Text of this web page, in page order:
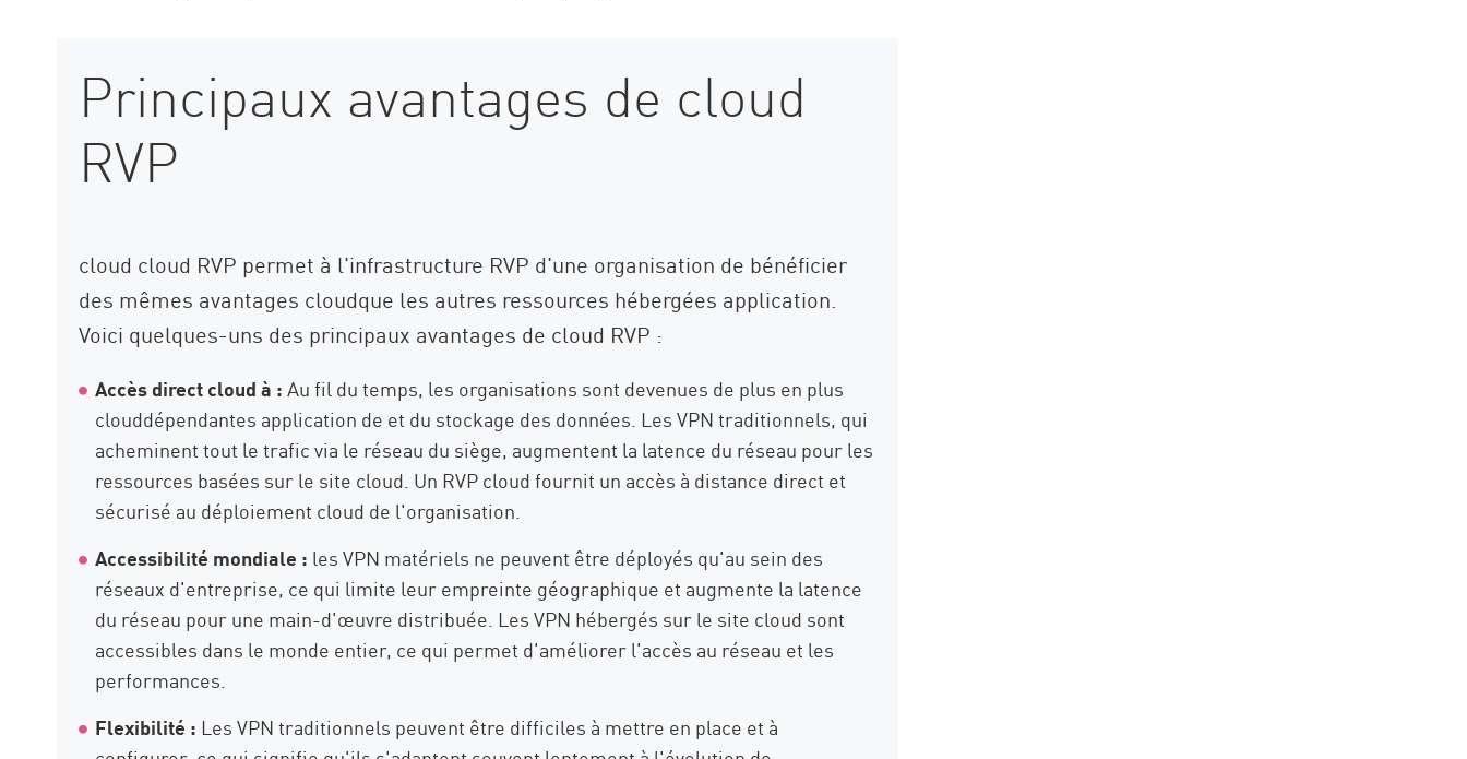
Principaux avantages de cloud
RVP
cloud cloud RVP permet à l'infrastructure RVP d'une organisation de bénéficier
des mêmes avantages cloudque les autres ressources hébergées application.
Voici quelques-uns des principaux avantages de cloud RVP :
Accès directcloudà :Au fil du temps, les organisations sont devenues de plus en plus
clouddépendantes application de et du stockage des données. Les VPN traditionnels, qui
acheminent tout le trafic via le réseau du siège, augmentent la latence du réseau pour les
ressources basées sur le site cloud. Un RVP cloud fournit un accès à distance direct et
sécurisé au déploiement cloud de l'organisation.
Accessibilité mondiale : les VPN matériels ne peuvent être déployés qu'au sein des
réseaux d'entreprise, ce qui limite leur empreinte géographique et augmente la latence
du réseau pour une main-d'œuvre distribuée. Les VPN hébergés sur le site cloud sont
accessibles dans le monde entier, ce qui permet d'améliorer l'accès au réseau et les
performances.
Flexibilité : Les VPN traditionnels peuvent être difficiles à mettre en place et à